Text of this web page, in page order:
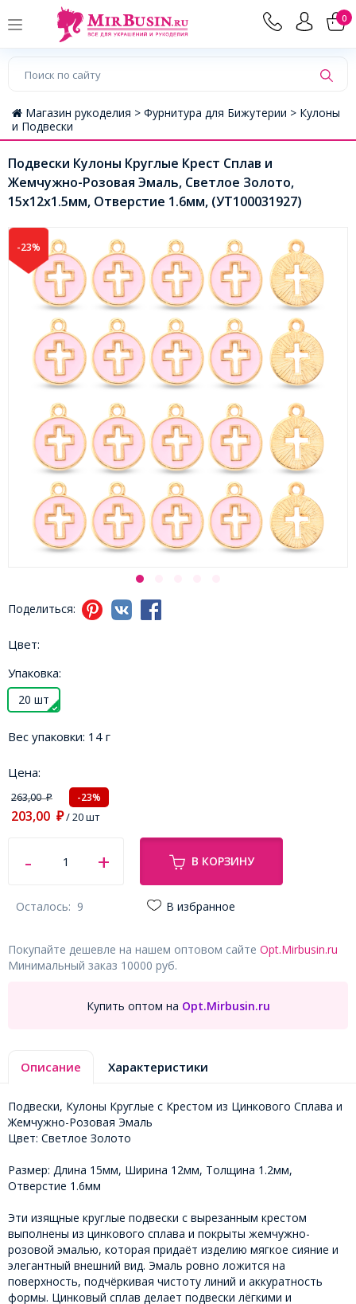
0
Магазин рукоделия > Фурнитура для Бижутерии > Кулоны
и Подвески
Подвески Кулоны Круглые Крест Сплав и
Жемчужно-Розовая Эмаль, Светлое Золото,
15х12х1.5мм, Отверстие 1.6мм, (УТ100031927)
-23%
Поделиться:
Цвет:
Упаковка:
20 шт
Вес упаковки: 14 г
Цена:
263,00₽ -23%
203,00 ₽/ 20 шт
В КОРЗИНУ
Осталось: 9 В избранное
Покупайте дешевле на нашем оптовом сайте Opt.Mirbusin.ru
Минимальный заказ 10000 руб.
Купить оптом на Opt.Mirbusin.ru
Описание Характеристики
Подвески, Кулоны Круглые с Крестом из Цинкового Сплава и
Жемчужно-Розовая Эмаль
Цвет: Светлое Золото
Размер: Длина 15мм, Ширина 12мм, Толщина 1.2мм,
Отверстие 1.6мм
Эти изящные круглые подвески с вырезанным крестом
выполнены из цинкового сплава и покрыты жемчужно-
розовой эмалью, которая придаёт изделию мягкое сияние и
элегантный внешний вид. Эмаль ровно ложится на
поверхность, подчёркивая чистоту линий и аккуратность
формы. Цинковый сплав делает подвески лёгкими и